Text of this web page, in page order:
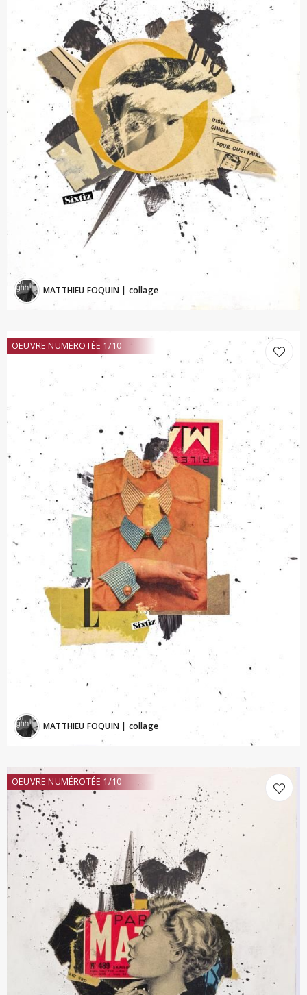
MATTHIEU FOQUIN | collage
OEUVRE NUMÉROTÉE 1/10
MATTHIEU FOQUIN | collage
OEUVRE NUMÉROTÉE 1/10